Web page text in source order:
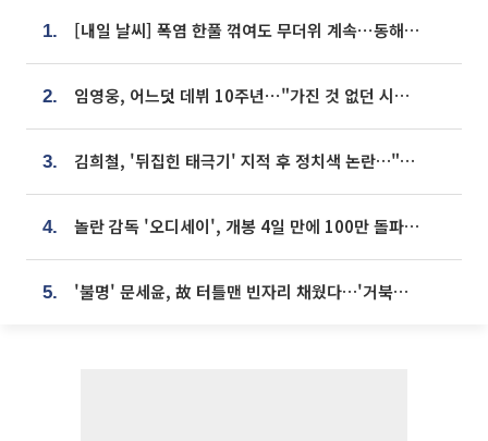
1. [내일 날씨] 폭염 한풀 꺾여도 무더위 계속⋯동해안 이틀 연속 비
2. 임영웅, 어느덧 데뷔 10주년⋯"가진 것 없던 시절, 내 앞엔 20명의 팬뿐"
3. 김희철, '뒤집힌 태극기' 지적 후 정치색 논란…"좌우 떠나 우리나라 국기"
4. 놀란 감독 '오디세이', 개봉 4일 만에 100만 돌파⋯'왕사남' 보다 빠르다
5. '불명' 문세윤, 故 터틀맨 빈자리 채웠다…'거북이' 눈물의 최종 우승